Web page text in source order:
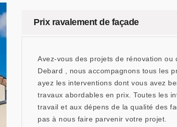
Prix ravalement de façade
Avez-vous des projets de rénovation
Debard , nous accompagnons tous les
ayez les interventions dont vous avez
travaux abordables en prix. Toutes les
travail et aux dépens de la qualité des
pas à nous faire parvenir votre projet.